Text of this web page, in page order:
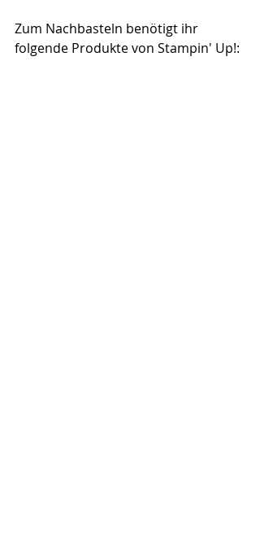
Zum Nachbasteln benötigt ihr
folgende Produkte von Stampin' Up!: